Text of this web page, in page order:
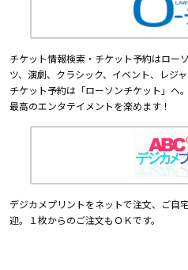
チケット情報検索・チケット予約はロー
ツ、演劇、クラシック、イベント、レジ
チケット予約は「ローソンチケット」へ
最高のエンタテイメントを楽めます！
デジカメプリントをネットで注文、ご自
迎。１枚からのご注文もＯＫです。